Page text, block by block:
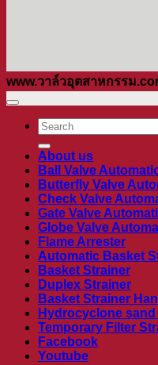
www.วาล์วอุตสาหกรรม
ค้นหา:
About us
Ball Valve
Butterfly Valve
Check Valve
Gate Valve
Globe Valve
Flame Arrester
Automatic Basket
Basket Strainer
Duplex Strainer
Basket Strainer
Hydrocyclone
Temporary Filter
Facebook
Youtube